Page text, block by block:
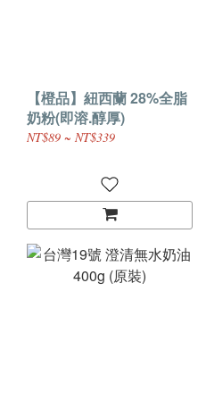
【橙品】紐西蘭 28%全脂
奶粉(即溶.醇厚)
NT$89 ~ NT$339